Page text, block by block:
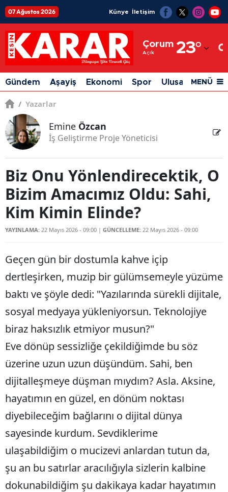
07 Ağustos 2026 Künye İletişim
Çorum
Açık 23°
Adıyaman
Afyonkarahisar
Ağrı
Ankara
Antalya
Artvin
Aydın
Bingöl
Bitlis
Burdur
Bursa
Çanakkale
Çankırı
Diyarbakır
Edirne
Gündem Aşayiş Ekonomi Spor Ulusal Siyaset
MENÜ
/ Yazarlar
Emine Özcan
İş Geliştirme Proje Yöneticisi
Biz Onu Yönlendirecektik, O
Bizim Amacımız Oldu: Sahi,
Kim Kimin Elinde?
YAYINLAMA: 22 Mayıs 2026 - 09:00 | GÜNCELLEME: 22 Mayıs 2026 - 09:00
Geçen gün bir dostumla kahve içip
dertleşirken, muzip bir gülümsemeyle yüzüme
baktı ve şöyle dedi: "Yazılarında sürekli dijitale,
sosyal medyaya yükleniyorsun. Teknolojiye
biraz haksızlık etmiyor musun?"
Eve dönüp sessizliğe çekildiğimde bu söz
üzerine uzun uzun düşündüm. Sahi, ben
dijitalleşmeye düşman mıydım? Asla. Aksine,
hayatımın en güzel, en dönüm noktası
diyebileceğim bağlarını o dijital dünya
sayesinde kurdum. Sevdiklerime
ulaşabildiğim o mucizevi anlardan tutun da,
şu an bu satırlar aracılığıyla sizlerin kalbine
dokunabildiğim şu dakikaya kadar hayatımın